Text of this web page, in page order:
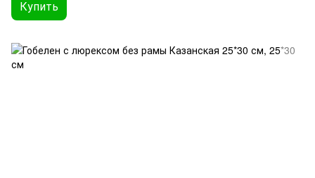
Купить